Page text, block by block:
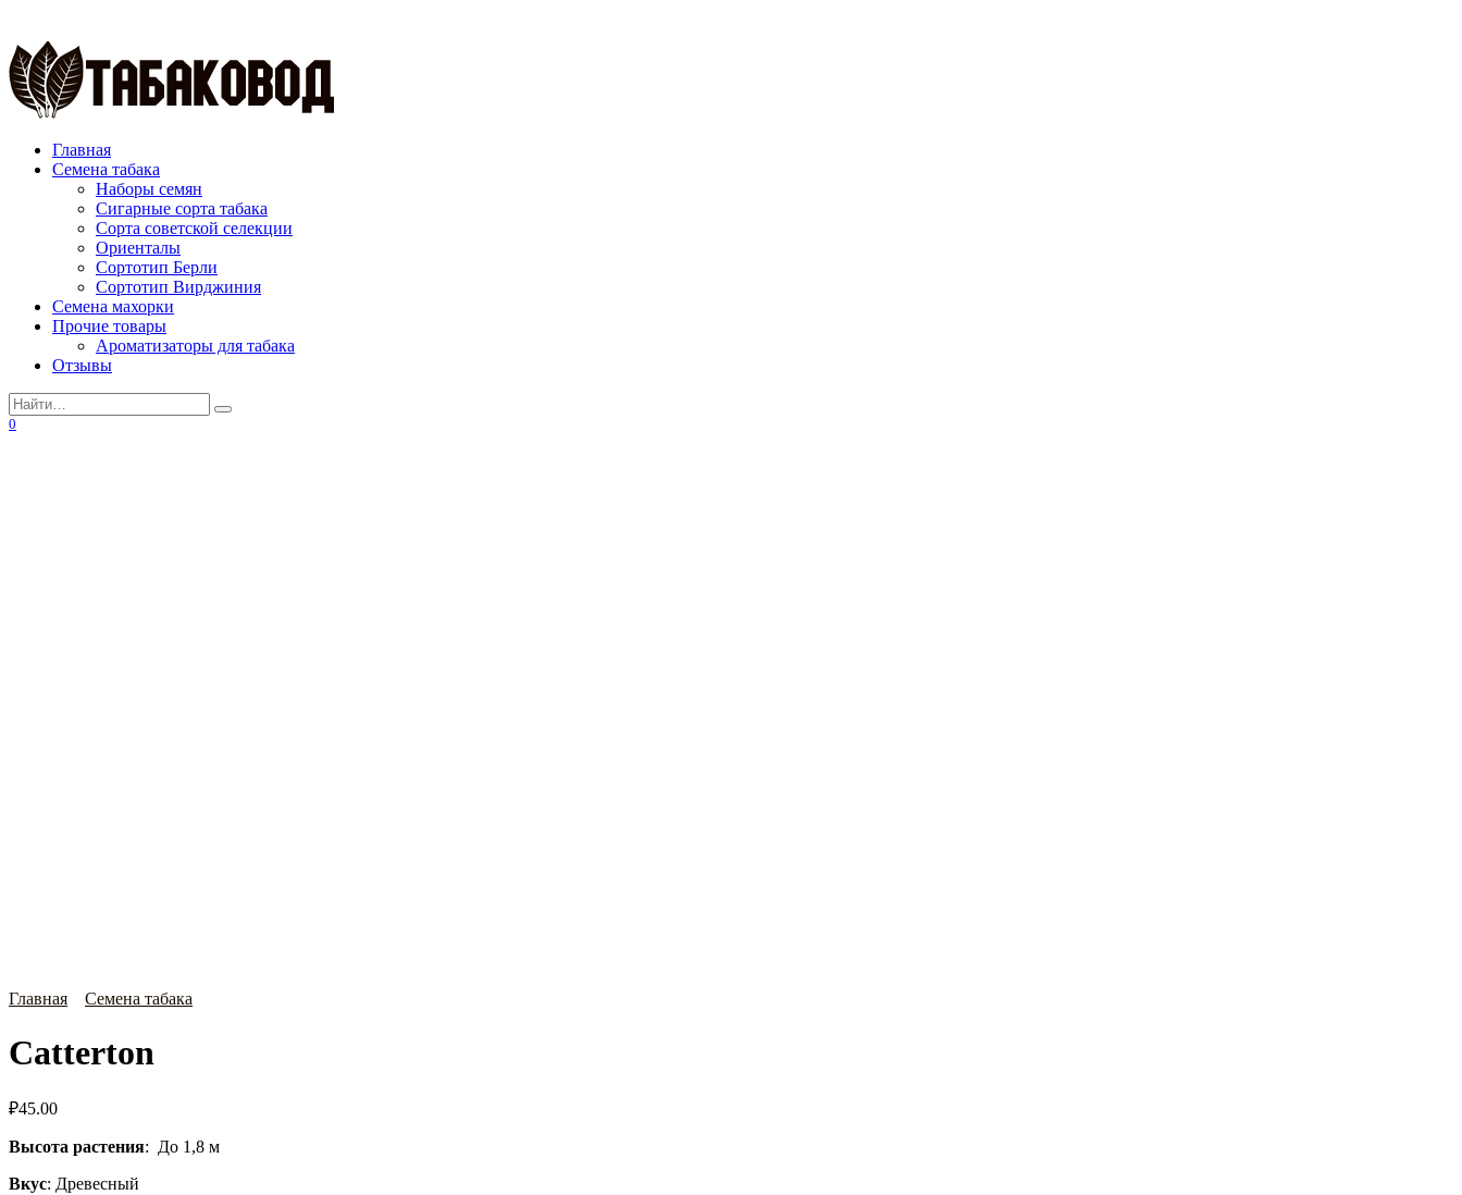
содержанию
Главная
Семена табака
Наборы семян
Сигарные сорта табака
Сорта советской селекции
Ориенталы
Сортотип Берли
Сортотип Вирджиния
Семена махорки
Прочие товары
Ароматизаторы для табака
Отзывы
Search
for:
0
Главная Семена табака
Catterton
₽45.00
Высота растения: До 1,8 м
Вкус: Древесный